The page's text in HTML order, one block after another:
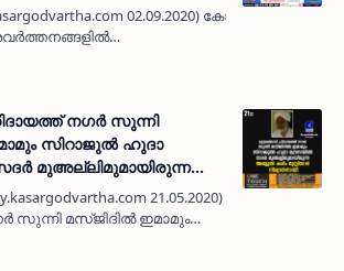
02.09.2020) കോവിഡ്
വാർഡ് മെമ്പർ അബ്ദുർ
കളനാട് ശാഖ ഐ …
നഗര്‍ സുന്നി
സിറാജുല്‍ ഹുദാ
മുഅല്ലിമുമായിരുന്ന
നിര്യാതനായി
21.05.2020) മുട്ടത്തൊടി
സുന്നി മസ്ജിദില്‍ ഇമാമും
മദ്രസയില്‍ സദര്‍
അബ്ദുല്‍ കരീം…